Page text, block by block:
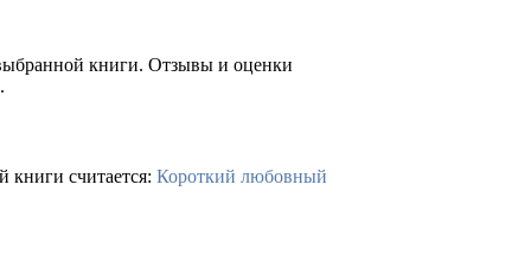
книги. Отзывы и оценки
книги считается: Короткий любовный